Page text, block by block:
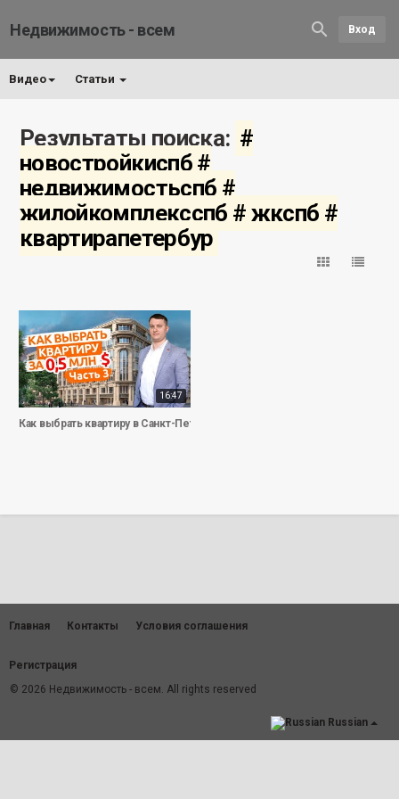
Недвижимость - всем Вход
Видео Статьи
Результаты поиска: #
новостройкиспб #
недвижимостьспб #
жилойкомплексспб # жкспб #
квартирапетербур
16:47
Как выбрать квартиру в Санкт-Петербурге за 500 000 долларов.
Главная Контакты Условия соглашения
Регистрация
© 2026 Недвижимость - всем. All rights reserved
Russian